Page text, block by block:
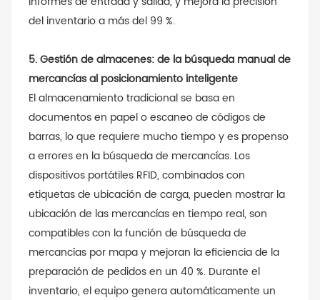
del inventario a más del 99 %.
5. Gestión de almacenes: de la búsqueda manual de
mercancías al posicionamiento inteligente
El almacenamiento tradicional se basa en
documentos en papel o escaneo de códigos de
barras, lo que requiere mucho tiempo y es propenso
a errores en la búsqueda de mercancías. Los
dispositivos portátiles RFID, combinados con
etiquetas de ubicación de carga, pueden mostrar la
ubicación de las mercancías en tiempo real, son
compatibles con la función de búsqueda de
mercancías por mapa y mejoran la eficiencia de la
preparación de pedidos en un 40 %. Durante el
inventario, el equipo genera automáticamente un